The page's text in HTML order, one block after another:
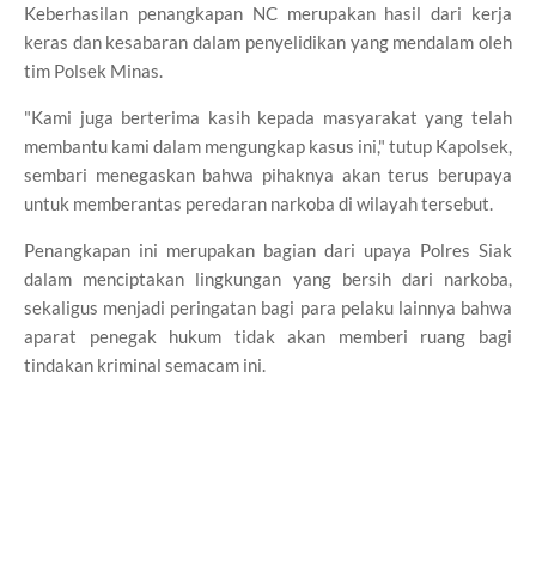
Keberhasilan penangkapan NC merupakan hasil dari kerja
keras dan kesabaran dalam penyelidikan yang mendalam oleh
tim Polsek Minas.
"Kami juga berterima kasih kepada masyarakat yang telah
membantu kami dalam mengungkap kasus ini," tutup Kapolsek,
sembari menegaskan bahwa pihaknya akan terus berupaya
untuk memberantas peredaran narkoba di wilayah tersebut.
Penangkapan ini merupakan bagian dari upaya Polres Siak
dalam menciptakan lingkungan yang bersih dari narkoba,
sekaligus menjadi peringatan bagi para pelaku lainnya bahwa
aparat penegak hukum tidak akan memberi ruang bagi
tindakan kriminal semacam ini.